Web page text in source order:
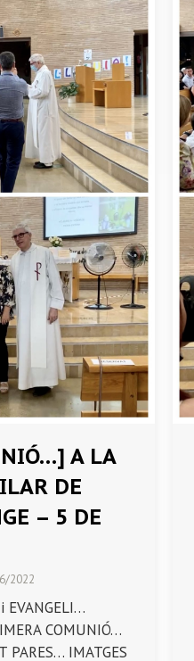
A LA
DE
– 5 DE
2022
EVANGELI…
COMUNIÓ…
PARES… IMATGES